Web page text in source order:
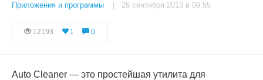
Приложения и программы | 26 сентября 2013 в 09:55
12193 1 0
Auto Cleaner — это простейшая утилита для